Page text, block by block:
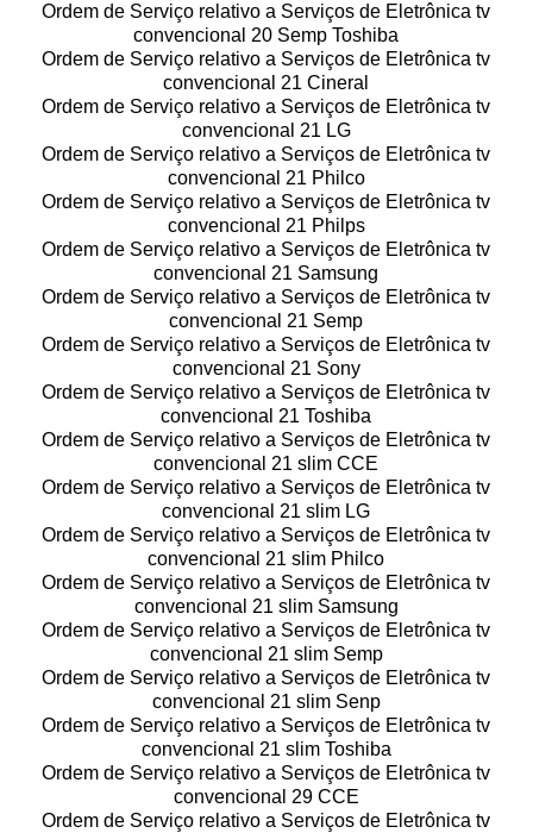
Ordem de Serviço relativo a Serviços de Eletrônica tv
convencional 20 Semp Toshiba
Ordem de Serviço relativo a Serviços de Eletrônica tv
convencional 21 Cineral
Ordem de Serviço relativo a Serviços de Eletrônica tv
convencional 21 LG
Ordem de Serviço relativo a Serviços de Eletrônica tv
convencional 21 Philco
Ordem de Serviço relativo a Serviços de Eletrônica tv
convencional 21 Philps
Ordem de Serviço relativo a Serviços de Eletrônica tv
convencional 21 Samsung
Ordem de Serviço relativo a Serviços de Eletrônica tv
convencional 21 Semp
Ordem de Serviço relativo a Serviços de Eletrônica tv
convencional 21 Sony
Ordem de Serviço relativo a Serviços de Eletrônica tv
convencional 21 Toshiba
Ordem de Serviço relativo a Serviços de Eletrônica tv
convencional 21 slim CCE
Ordem de Serviço relativo a Serviços de Eletrônica tv
convencional 21 slim LG
Ordem de Serviço relativo a Serviços de Eletrônica tv
convencional 21 slim Philco
Ordem de Serviço relativo a Serviços de Eletrônica tv
convencional 21 slim Samsung
Ordem de Serviço relativo a Serviços de Eletrônica tv
convencional 21 slim Semp
Ordem de Serviço relativo a Serviços de Eletrônica tv
convencional 21 slim Senp
Ordem de Serviço relativo a Serviços de Eletrônica tv
convencional 21 slim Toshiba
Ordem de Serviço relativo a Serviços de Eletrônica tv
convencional 29 CCE
Ordem de Serviço relativo a Serviços de Eletrônica tv